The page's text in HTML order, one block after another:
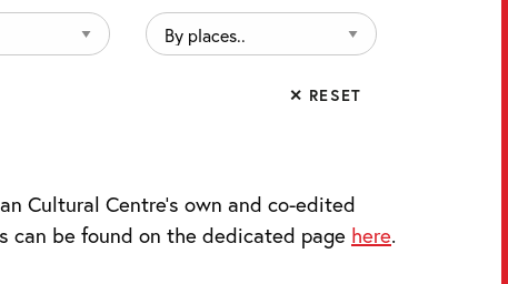
By
places..
✕ RESET
Cultural Centre’s own and co-edited
can be found on the dedicated page here.